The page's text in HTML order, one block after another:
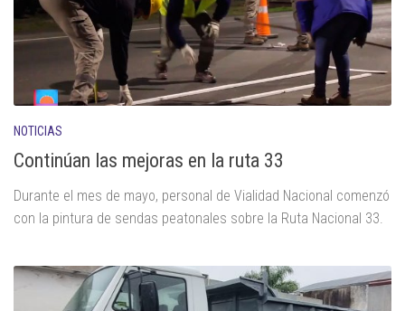
NOTICIAS
Continúan las mejoras en la ruta 33
Durante el mes de mayo, personal de Vialidad Nacional comenzó
con la pintura de sendas peatonales sobre la Ruta Nacional 33.